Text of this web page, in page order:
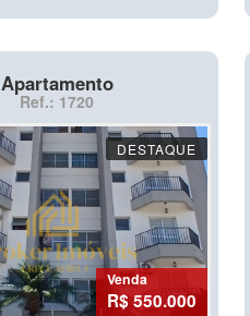
Apartamento
Ref.: 1720
DESTAQUE
Venda
R$ 550.000